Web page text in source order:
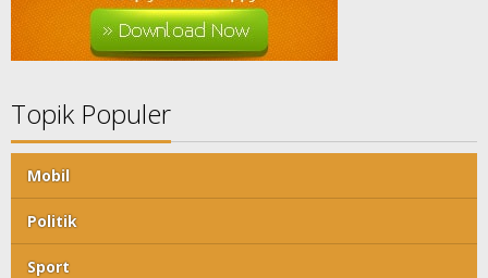
Topik Populer
Mobil
Politik
Sport